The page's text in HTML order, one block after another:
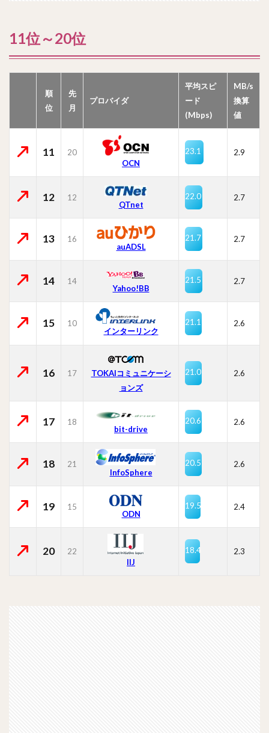
11位～20位
順
位
先
月
プロバイダ
平均スピ
ード
(Mbps)
MB/s
換算
値
11
20
OCN
23.1 2.9
12 12
QTnet
22.0 2.7
13
16
auADSL
21.7 2.7
14 14
Yahoo!BB
21.5 2.7
15
10
インターリンク
21.1 2.6
16 17
TOKAIコミュニケーシ
ョンズ
21.0 2.6
17 18
bit-drive
20.6 2.6
18
21
InfoSphere
20.5 2.6
19 15
ODN
19.5 2.4
20
22
IIJ
18.4 2.3